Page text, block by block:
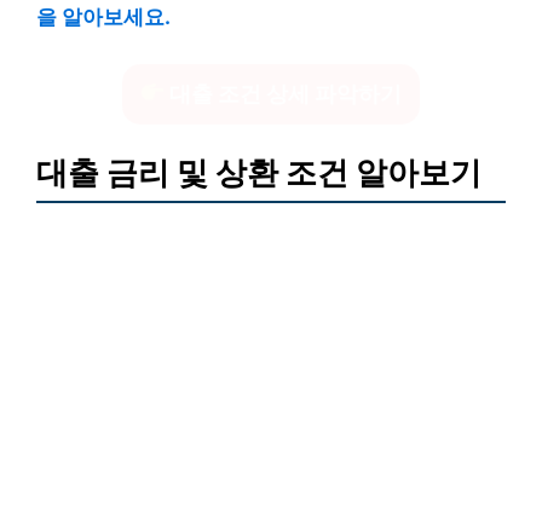
을 알아보세요.
대출 금리 및 상환 조건 알아보기